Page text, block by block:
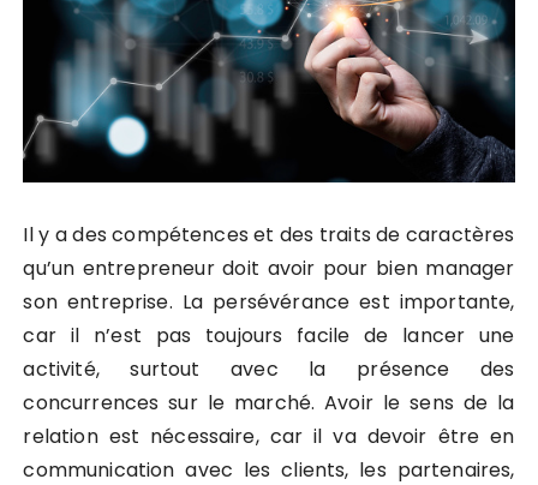
Il y a des compétences et des traits de caractères
qu’un entrepreneur doit avoir pour bien manager
son entreprise. La persévérance est importante,
car il n’est pas toujours facile de lancer une
activité, surtout avec la présence des
concurrences sur le marché. Avoir le sens de la
relation est nécessaire, car il va devoir être en
communication avec les clients, les partenaires,